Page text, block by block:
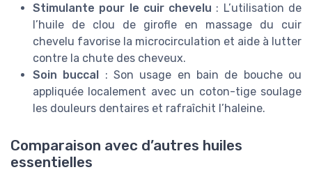
Stimulante pour le cuir chevelu : L’utilisation de
l’huile de clou de girofle en massage du cuir
chevelu favorise la microcirculation et aide à lutter
contre la chute des cheveux.
Soin buccal : Son usage en bain de bouche ou
appliquée localement avec un coton-tige soulage
les douleurs dentaires et rafraîchit l’haleine.
Comparaison avec d’autres huiles
essentielles